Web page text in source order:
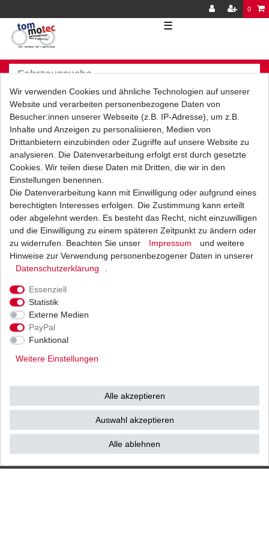
0
☰
Versand
Ab einem Warenwert von
500 Euro versenden wir
die Ware kostenlos zu
Bezahlarten
Vorkasse
Barzahlung bei Abholung in
53783 Eitorf (
Bitte
unbedingt Termin
Impressum
Wir verwenden Cookies und ähnliche Technologien auf unserer
Website und verarbeiten personenbezogene Daten von
Besucher:innen unserer Webseite (z.B. IP-Adresse), um z.B.
Inhalte und Anzeigen zu personalisieren, Medien von
Drittanbietern einzubinden oder Zugriffe auf unsere Website zu
analysieren. Die Datenverarbeitung erfolgt erst durch gesetzte
Cookies. Wir teilen diese Daten mit Dritten, die wir in den
Einstellungen benennen.
Die Datenverarbeitung kann mit Einwilligung oder aufgrund eines
berechtigten Interesses erfolgen. Die Zustimmung kann erteilt
oder abgelehnt werden. Es besteht das Recht, nicht einzuwilligen
und die Einwilligung zu einem späteren Zeitpunkt zu ändern oder
zu widerrufen. Beachten Sie unser
Impressum
und weitere
Hinweise zur Verwendung personenbezogener Daten in unserer
Daten­schutz­erklärung
Essenziell
Statistik
Externe Medien
PayPal
Funktional
Weitere Einstellungen
Alle akzeptieren
Auswahl akzeptieren
Alle ablehnen